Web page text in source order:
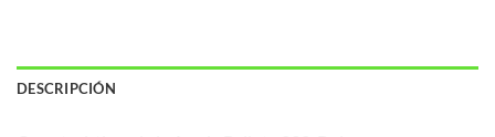
DESCRIPCIÓN